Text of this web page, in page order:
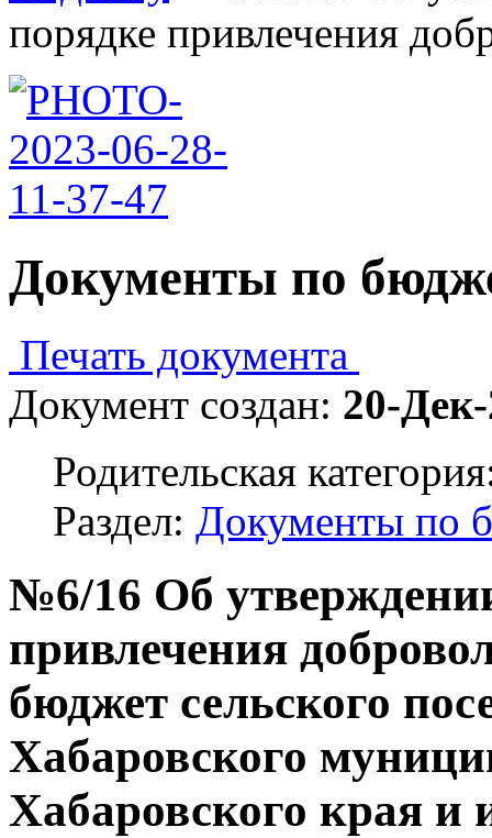
порядке привлечения
Документы по
Печать документа
Документ создан: 20-
Родительская
Раздел: Документы по
№6/16 Об
привлечения
бюджет сельского
Хабаровского
Хабаровского края и